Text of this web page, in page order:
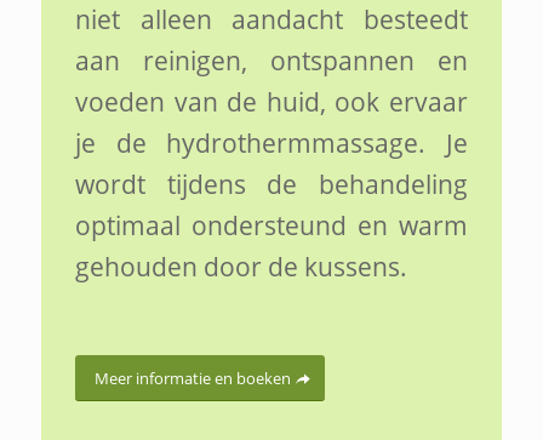
niet alleen aandacht besteedt
aan reinigen, ontspannen en
voeden van de huid, ook ervaar
je de hydrothermmassage. Je
wordt tijdens de behandeling
optimaal ondersteund en warm
gehouden door de kussens.
Meer informatie en boeken